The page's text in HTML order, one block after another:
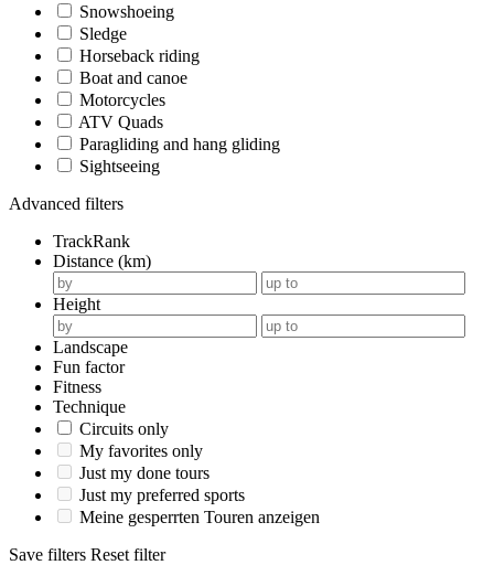
Snowshoeing
Sledge
Horseback riding
Boat and canoe
Motorcycles
ATV Quads
Paragliding and hang gliding
Sightseeing
Advanced filters
TrackRank
Distance (km)
Height
Landscape
Fun factor
Fitness
Technique
Circuits only
My favorites only
Just my done tours
Just my preferred sports
Meine gesperrten Touren anzeigen
Save filters Reset filter